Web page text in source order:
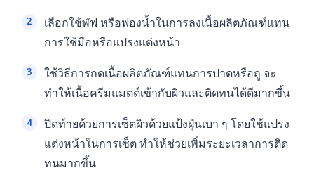
เลือกใช้พัฟ หรือฟองน้ำในการลงเนื้อผลิตภัณฑ์แทน
การใช้มือหรือแปรงแต่งหน้า
ใช้วิธีการกดเนื้อผลิตภัณฑ์แทนการปาดหรือถู จะ
ทำให้เนื้อครีมแมตต์เข้ากับผิวและติดทนได้ดีมากขึ้น
ปิดท้ายด้วยการเซ็ตผิวด้วยแป้งฝุ่นเบา ๆ โดยใช้แปรง
แต่งหน้าในการเซ็ต ทำให้ช่วยเพิ่มระยะเวลาการติด
ทนมากขึ้น